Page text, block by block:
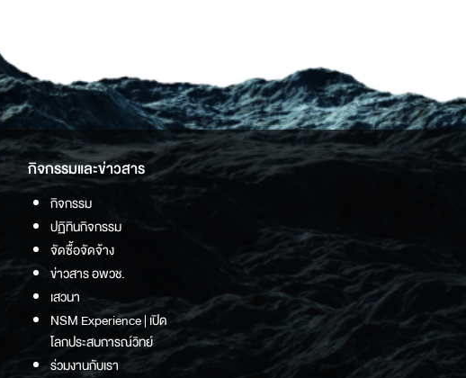
กิจกรรมและข่าวสาร
กิจกรรม
ปฏิทินกิจกรรม
จัดซื้อจัดจ้าง
ข่าวสาร อพวช.
เสวนา
NSM Experience | เปิด
โลกประสบการณ์วิทย์
ร่วมงานกับเรา